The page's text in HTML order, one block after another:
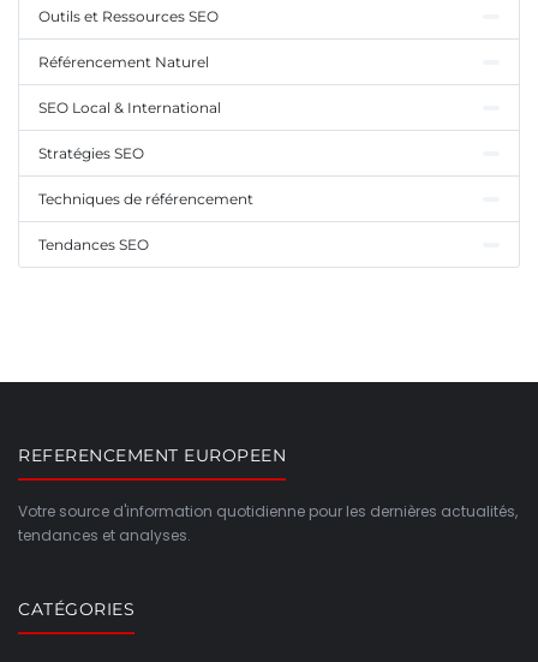
Outils et Ressources SEO
Référencement Naturel
SEO Local & International
Stratégies SEO
Techniques de référencement
Tendances SEO
REFERENCEMENT EUROPEEN
Votre source d'information quotidienne pour les dernières actualités,
tendances et analyses.
CATÉGORIES